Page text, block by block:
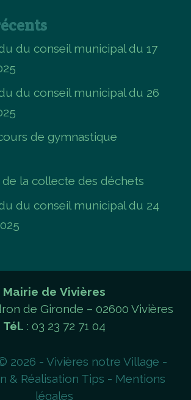
du conseil municipal du 17
du conseil municipal du 26
de gymnastique
la collecte des déchets
du conseil municipal du 24
Mairie de Vivières
de Gironde – 02600 Vivières
Tél. : 03 23 72 71 04
2026 - Vivières notre Village -
& Réalisation Tips - Mentions
légales